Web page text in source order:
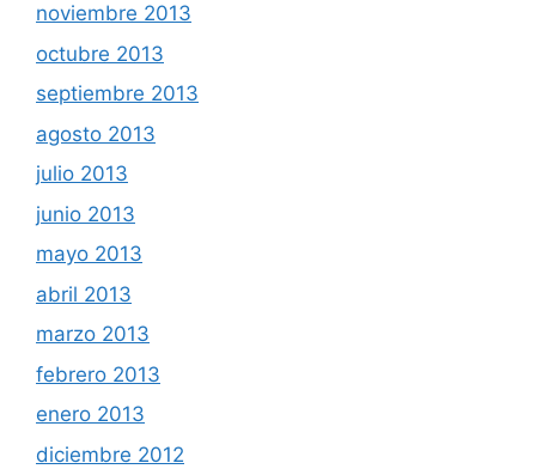
noviembre 2013
octubre 2013
septiembre 2013
agosto 2013
julio 2013
junio 2013
mayo 2013
abril 2013
marzo 2013
febrero 2013
enero 2013
diciembre 2012